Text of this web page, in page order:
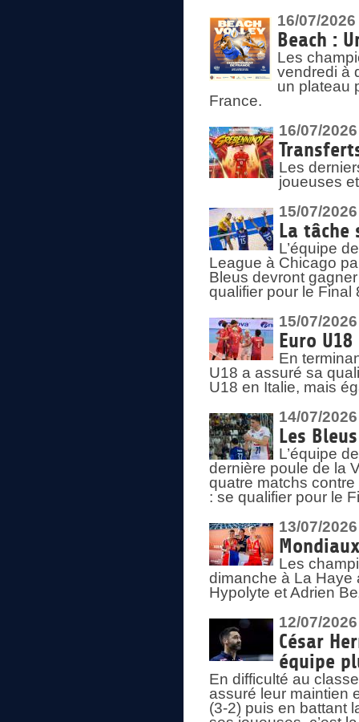
16/07/2026
Beach :
Les
vendredi à
un plateau
France.
16/07/2026
Les
joueuses
15/07/2026
La tâche
L’équipe
League à Chicago
Bleus devront
qualifier pour le Final
15/07/2026
Euro
En
U18 a assuré sa
U18 en Italie, mais
14/07/2026
Les
L’équipe
dernière poule de la
quatre matchs
: se qualifier pour le
13/07/2026
Les
dimanche à La Haye
Hypolyte et Adrien
12/07/2026
César
équipe
En difficulté au
assuré leur maintien
(3-2) puis en battant